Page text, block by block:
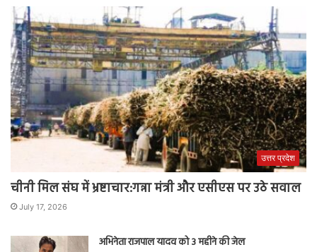
उत्तर प्रदेश
चीनी मिल संघ में भ्रष्टाचार:गन्ना मंत्री और एसीएस पर उठे सवाल
July 17, 2026
अभिनेता राजपाल यादव को 3 महीने की जेल